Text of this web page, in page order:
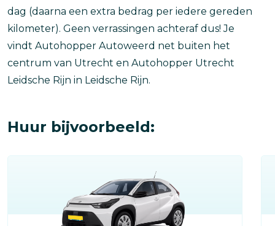
dag (daarna een extra bedrag per iedere gereden
kilometer). Geen verrassingen achteraf dus! Je
vindt Autohopper Autoweerd net buiten het
centrum van Utrecht en Autohopper Utrecht
Leidsche Rijn in Leidsche Rijn.
Huur bijvoorbeeld: